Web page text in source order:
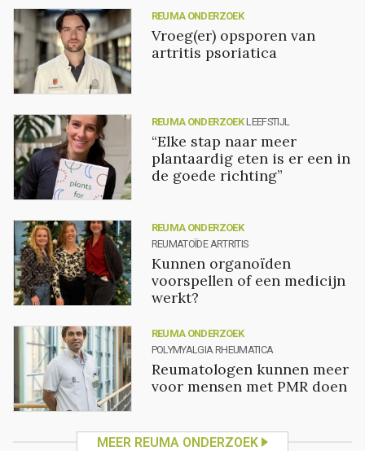
REUMA ONDERZOEK
Vroeg(er) opsporen van
artritis psoriatica
REUMA ONDERZOEK LEEFSTIJL
“Elke stap naar meer
plantaardig eten is er een in
de goede richting”
REUMA ONDERZOEK
REUMATOÏDE ARTRITIS
Kunnen organoïden
voorspellen of een medicijn
werkt?
REUMA ONDERZOEK
POLYMYALGIA RHEUMATICA
Reumatologen kunnen meer
voor mensen met PMR doen
MEER REUMA ONDERZOEK